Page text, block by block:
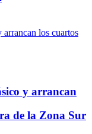
y arrancan
de la Zona Sur